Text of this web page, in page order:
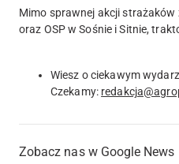
Mimo sprawnej akcji strażaków
oraz OSP w Sośnie i Sitnie,
Wiesz o ciekawym
Czekamy:
Zobacz nas w Google News